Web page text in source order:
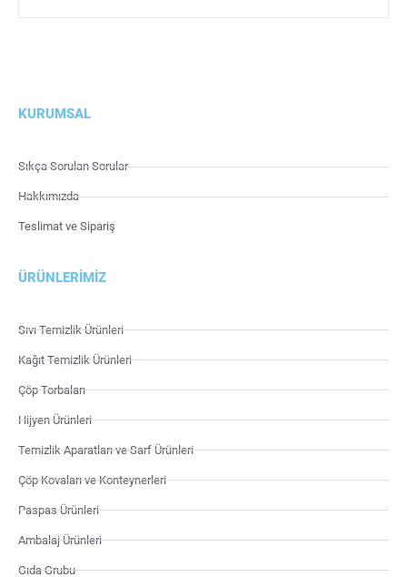
KURUMSAL
Sıkça Sorulan Sorular
Hakkımızda
Teslimat ve Sipariş
ÜRÜNLERIMIZ
Sıvı Temizlik Ürünleri
Kağıt Temizlik Ürünleri
Çöp Torbaları
Hijyen Ürünleri
Temizlik Aparatları ve Sarf Ürünleri
Çöp Kovaları ve Konteynerleri
Paspas Ürünleri
Ambalaj Ürünleri
Gıda Grubu